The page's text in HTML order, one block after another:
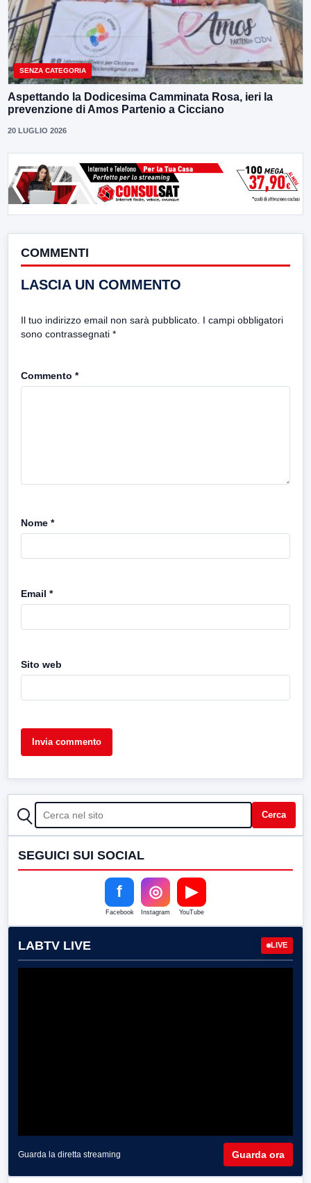
SENZA CATEGORIA
Aspettando la Dodicesima Camminata Rosa, ieri la
prevenzione di Amos Partenio a Cicciano
20 LUGLIO 2026
COMMENTI
LASCIA UN COMMENTO
Il tuo indirizzo email non sarà pubblicato. I campi obbligatori
sono contrassegnati *
Commento *
Nome *
Email *
Sito web
CERCA Cerca
SEGUICI SUI SOCIAL
f
Facebook
◎
Instagram
▶
YouTube
LABTV LIVE LIVE
Guarda la diretta streaming Guarda ora